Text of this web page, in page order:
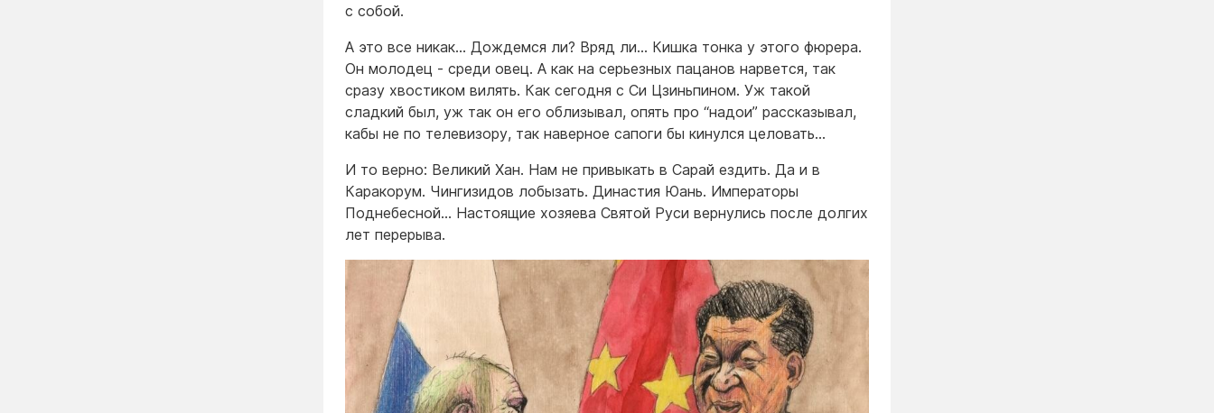
с собой.
А это все никак… Дождемся ли? Вряд ли… Кишка тонка у этого фюрера.
Он молодец - среди овец. А как на серьезных пацанов нарвется, так
сразу хвостиком вилять. Как сегодня с Си Цзиньпином. Уж такой
сладкий был, уж так он его облизывал, опять про “надои” рассказывал,
кабы не по телевизору, так наверное сапоги бы кинулся целовать…
И то верно: Великий Хан. Нам не привыкать в Сарай ездить. Да и в
Каракорум. Чингизидов лобызать. Династия Юань. Императоры
Поднебесной… Настоящие хозяева Святой Руси вернулись после долгих
лет перерыва.